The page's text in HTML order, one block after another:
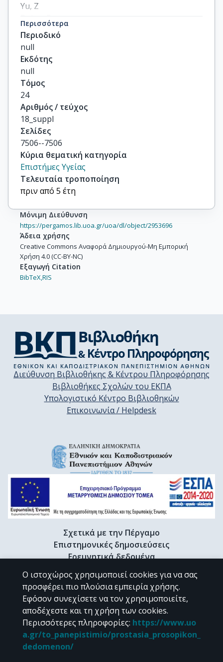
Yu, Z
Delap, R
Zeldis, J
others
Περισσότερα
Περιοδικό
null
Εκδότης
null
Τόμος
24
Αριθμός / τεύχος
18_suppl
Σελίδες
7506--7506
Κύρια θεματική κατηγορία
Επιστήμες Υγείας
Τελευταία τροποποίηση
πριν από 5 έτη
Μόνιμη Διεύθυνση
https://pergamos.lib.uoa.gr/uoa/dl/object/2953696
Άδεια χρήσης
Creative Commons Αναφορά Δημιουργού-Μη Εμπορική
Χρήση 4.0 (CC-BY-NC)
Εξαγωγή Citation
BibTeX,RIS
Διεύθυνση Βιβλιοθήκης & Κέντρου Πληροφόρησης
Βιβλιοθήκες Σχολών του ΕΚΠΑ
Υπολογιστικό Κέντρο Βιβλιοθηκών
Επικοινωνία / Helpdesk
Σχετικά με την Πέργαμο
Επιστημονικές δημοσιεύσεις
Ερευνητικά δεδομένα
Διδακτορικές διατριβές & Γκρίζα βιβλιογραφία
Προφίλ Ερευνητή
CC BY-NC 4.0
Εκτός αν αναφέρεται διαφορετικά, το υλικό της "Περγάμου" διατίθεται
Ο ιστοχώρος χρησιμοποιεί cookies για να σας
προσφέρει πιο πλούσια εμπειρία χρήσης.
Εφόσον συνεχίσετε να τον χρησιμοποιείτε,
αποδέχεστε και τη χρήση των cookies.
Περισσότερες πληροφορίες: https://www.uo
a.gr/to_panepistimio/prostasia_prosopikon_
dedomenon/